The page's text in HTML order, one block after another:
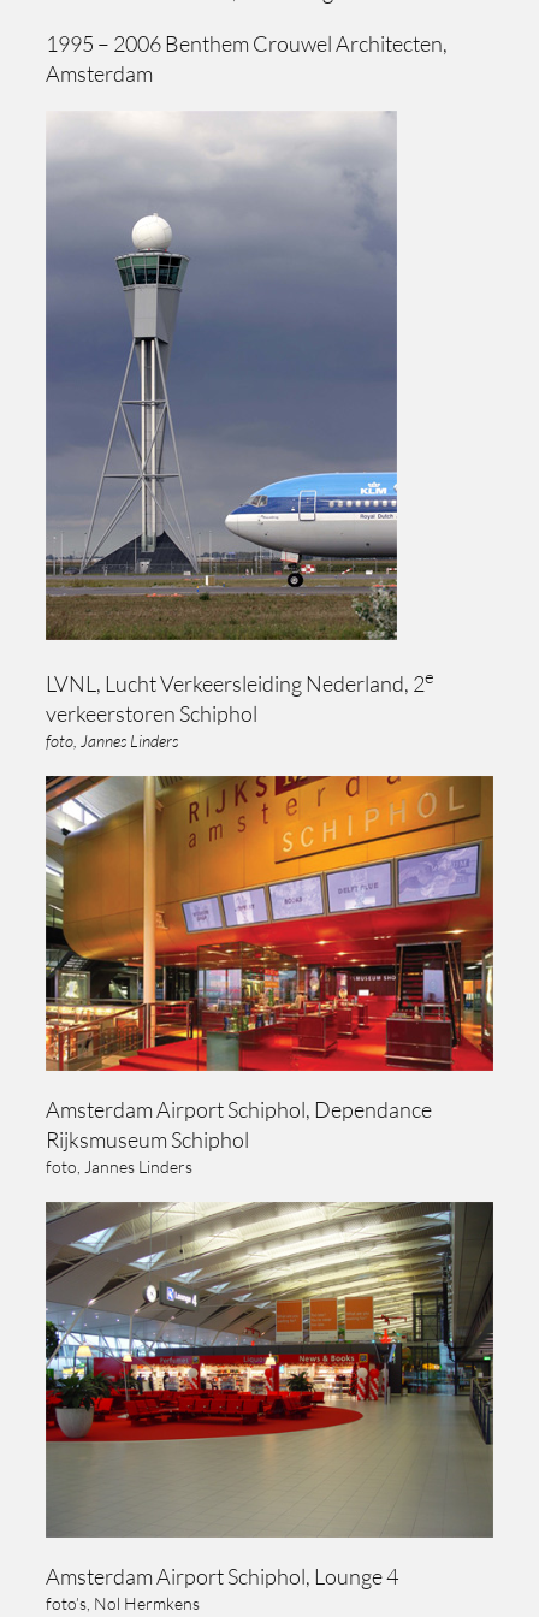
1995 – 2006 Benthem Crouwel Architecten,
Amsterdam
LVNL, Lucht Verkeersleiding Nederland, 2e
verkeerstoren Schiphol
foto, Jannes Linders
Amsterdam Airport Schiphol, Dependance
Rijksmuseum Schiphol
foto, Jannes Linders
Amsterdam Airport Schiphol, Lounge 4
foto’s, Nol Hermkens